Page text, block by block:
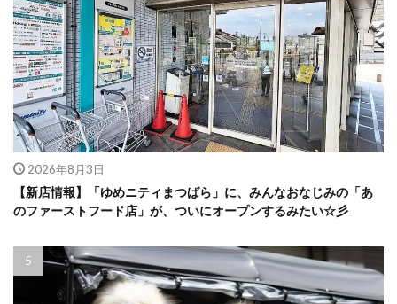
2026年8月3日
【新店情報】「ゆめニティまつばら」に、みんなおなじみの「あ
のファーストフード店」が、ついにオープンするみたい☆彡